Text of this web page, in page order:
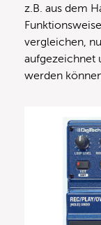
z.B. aus dem
vergleichen,
aufgezeichnet
werden